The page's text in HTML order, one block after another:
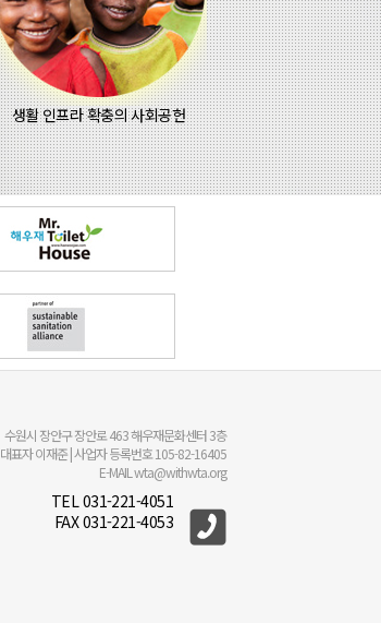
생활 인프라 확충의 사회공헌
수원시 장안구 장안로 463 해우재문화센터 3층
대표자 이재준 | 사업자 등록번호 105-82-16405
E-MAIL wta@withwta.org
TEL 031-221-4051
FAX 031-221-4053